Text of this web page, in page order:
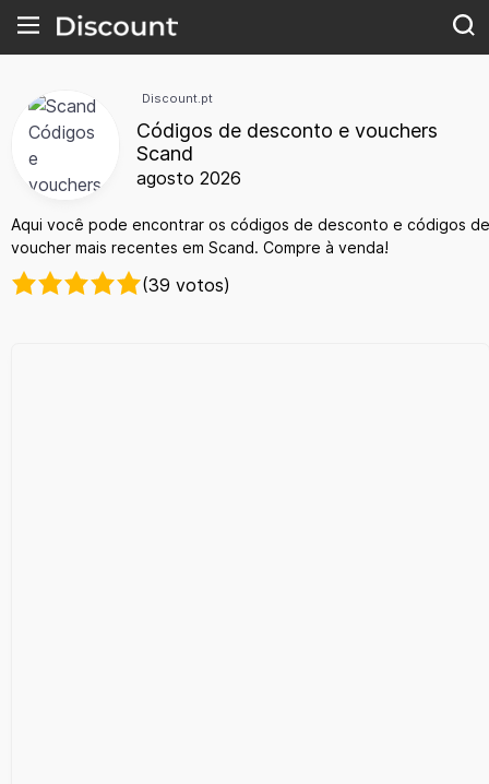
Discount.pt
Códigos de desconto e vouchers
Scand
agosto 2026
Aqui você pode encontrar os códigos de desconto e códigos de
voucher mais recentes em Scand. Compre à venda!
(39 votos)